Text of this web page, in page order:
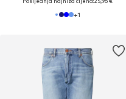
+1